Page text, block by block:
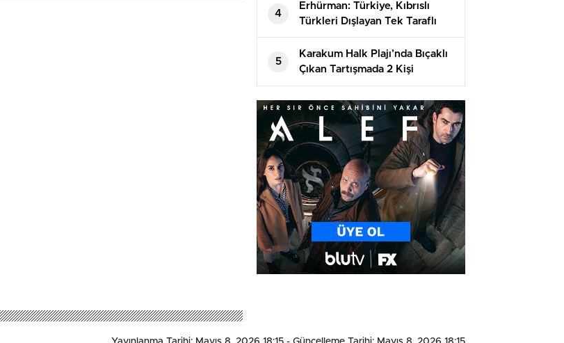
4
Erhürman: Türkiye, Kıbrıslı
Türkleri Dışlayan Tek Taraflı
Girişimlere İzin Vermeyecek
5
Karakum Halk Plajı’nda Bıçaklı
Çıkan Tartışmada 2 Kişi
Tutuklandı